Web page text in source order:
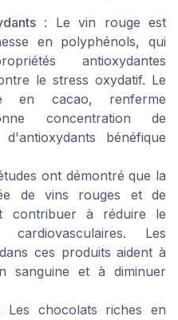
: Le vin rouge est
en polyphénols, qui
antioxydantes
le stress oxydatif. Le
en cacao, renferme
concentration de
bénéfique
ont démontré que la
de vins rouges et de
contribuer à réduire le
Les
ces produits aident à
sanguine et à diminuer
Les chocolats riches en